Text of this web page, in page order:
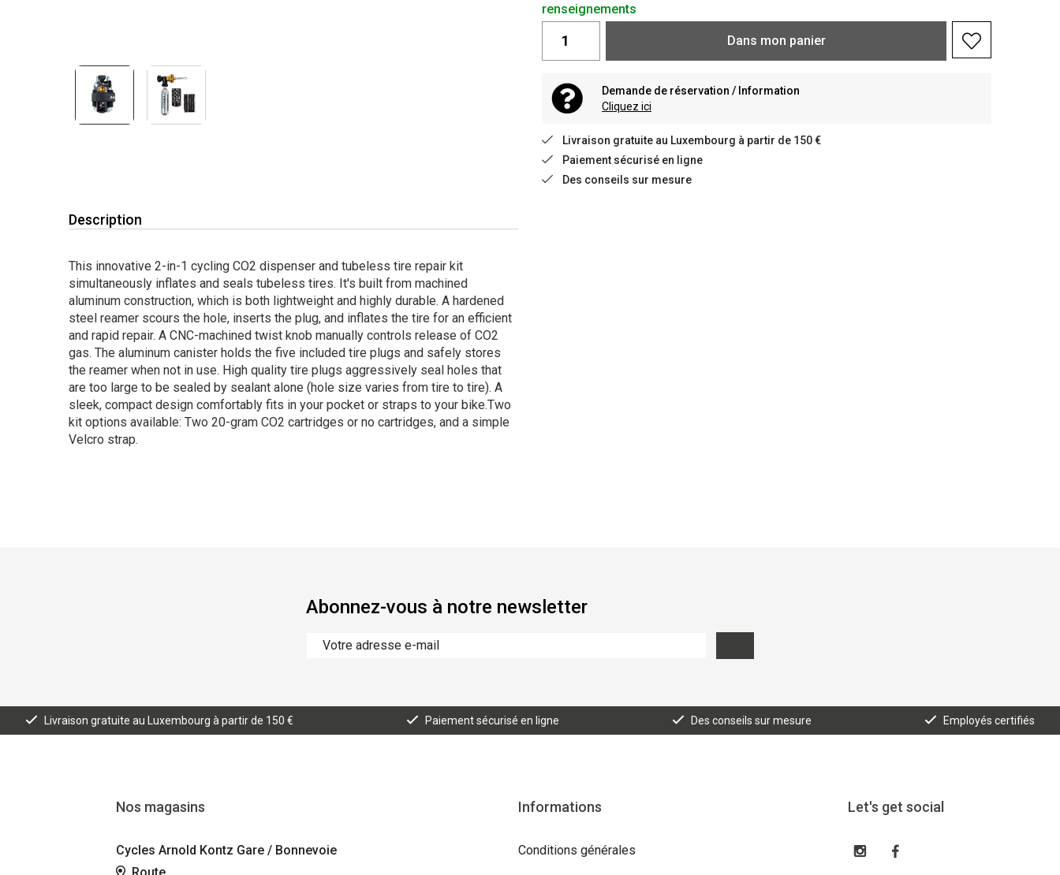
renseignements
Dans mon panier
Demande de réservation / Information
Cliquez ici
Livraison gratuite au Luxembourg à partir de 150 €
Paiement sécurisé en ligne
Des conseils sur mesure
Description
This innovative 2-in-1 cycling CO2 dispenser and tubeless tire repair kit
simultaneously inflates and seals tubeless tires. It's built from machined
aluminum construction, which is both lightweight and highly durable. A hardened
steel reamer scours the hole, inserts the plug, and inflates the tire for an efficient
and rapid repair. A CNC-machined twist knob manually controls release of CO2
gas. The aluminum canister holds the five included tire plugs and safely stores
the reamer when not in use. High quality tire plugs aggressively seal holes that
are too large to be sealed by sealant alone (hole size varies from tire to tire). A
sleek, compact design comfortably fits in your pocket or straps to your bike.Two
kit options available: Two 20-gram CO2 cartridges or no cartridges, and a simple
Velcro strap.
Abonnez-vous à notre newsletter
Livraison gratuite au Luxembourg à partir de 150 € Paiement sécurisé en ligne Des conseils sur mesure Employés certifiés
Nos magasins
Cycles Arnold Kontz Gare / Bonnevoie
Informations
Conditions générales
Let's get social